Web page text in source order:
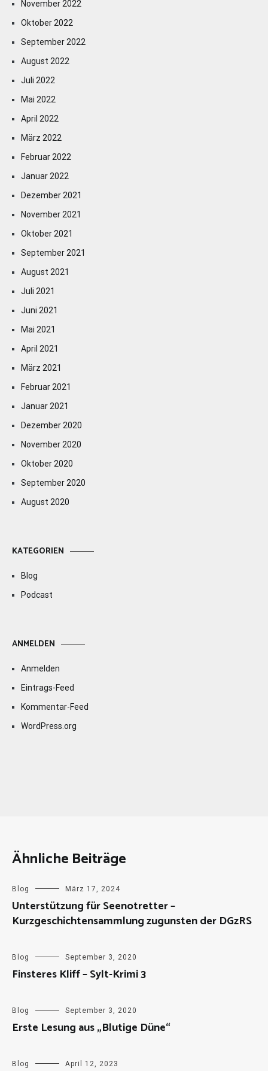
November 2022
Oktober 2022
September 2022
August 2022
Juli 2022
Mai 2022
April 2022
März 2022
Februar 2022
Januar 2022
Dezember 2021
November 2021
Oktober 2021
September 2021
August 2021
Juli 2021
Juni 2021
Mai 2021
April 2021
März 2021
Februar 2021
Januar 2021
Dezember 2020
November 2020
Oktober 2020
September 2020
August 2020
KATEGORIEN
Blog
Podcast
ANMELDEN
Anmelden
Eintrags-Feed
Kommentar-Feed
WordPress.org
Ähnliche Beiträge
Blog März 17, 2024
Unterstützung für Seenotretter –
Kurzgeschichtensammlung zugunsten der DGzRS
Blog September 3, 2020
Finsteres Kliff – Sylt-Krimi 3
Blog September 3, 2020
Erste Lesung aus „Blutige Düne“
Blog April 12, 2023